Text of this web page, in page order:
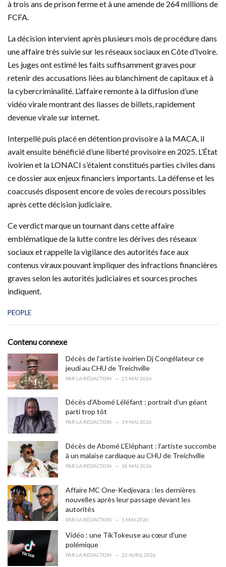
à trois ans de prison ferme et à une amende de 264 millions de
FCFA.
La décision intervient après plusieurs mois de procédure dans
une affaire très suivie sur les réseaux sociaux en Côte d’Ivoire.
Les juges ont estimé les faits suffisamment graves pour
retenir des accusations liées au blanchiment de capitaux et à
la cybercriminalité. L’affaire remonte à la diffusion d’une
vidéo virale montrant des liasses de billets, rapidement
devenue virale sur internet.
Interpellé puis placé en détention provisoire à la MACA, il
avait ensuite bénéficié d’une liberté provisoire en 2025. L’État
ivoirien et la LONACI s’étaient constitués parties civiles dans
ce dossier aux enjeux financiers importants. La défense et les
coaccusés disposent encore de voies de recours possibles
après cette décision judiciaire.
Ce verdict marque un tournant dans cette affaire
emblématique de la lutte contre les dérives des réseaux
sociaux et rappelle la vigilance des autorités face aux
contenus viraux pouvant impliquer des infractions financières
graves selon les autorités judiciaires et sources proches
indiquent.
C
e
o
r
i
e
PEOPLE
Contenu connexe
Décès de l’artiste ivoirien Dj Congélateur ce
jeudi au CHU de Treichville
PAR LA RÉDACTION 21 MAI 2026
Décès d'Abomé Léléfant : portrait d’un géant
parti trop tôt
PAR LA RÉDACTION 19 MAI 2026
Décès de Abomé L’Eléphant : l’artiste succombe
à un malaise cardiaque au CHU de Treichville
PAR LA RÉDACTION 18 MAI 2026
Affaire MC One-Kedjevara : les dernières
nouvelles après leur passage devant les
autorités
PAR LA RÉDACTION 5 MAI 2026
Vidéo : une TikTokeuse au cœur d'une
polémique
PAR LA RÉDACTION 22 AVRIL 2026